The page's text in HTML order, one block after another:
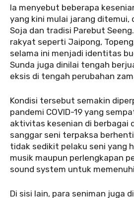
Ia menyebut beberapa
yang kini mulai jarang ditemui,
Soja dan tradisi Parebut
rakyat seperti Jaipong,
selama ini menjadi identitas
Sunda juga dinilai tengah
eksis di tengah perubahan
Kondisi tersebut semakin
pandemi COVID-19 yang
aktivitas kesenian di berbagai
sanggar seni terpaksa
tidak sedikit pelaku seni yang
musik maupun perlengkapan
sound system untuk
Di sisi lain, para seniman juga